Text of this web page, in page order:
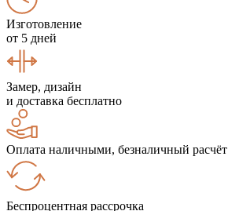
Изготовление
от 5 дней
Замер, дизайн
и доставка бесплатно
Оплата наличными, безналичный расчёт
Беспроцентная рассрочка